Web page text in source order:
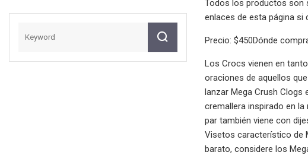
Todos los productos son
enlaces de esta página si
Precio: $450Dónde
Los Crocs vienen en
oraciones de aquellos
lanzar Mega Crush
cremallera inspirado en
par también viene con
Visetos característico de
barato, considere los